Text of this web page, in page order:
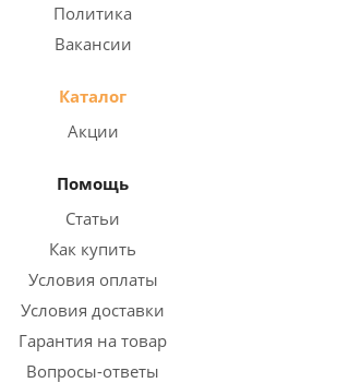
Политика
Вакансии
Каталог
Акции
Помощь
Статьи
Как купить
Условия оплаты
Условия доставки
Гарантия на товар
Вопросы-ответы